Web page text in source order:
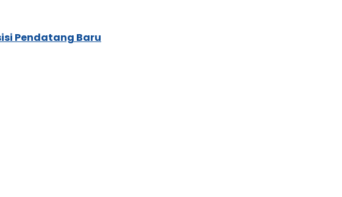
Pendatang Baru